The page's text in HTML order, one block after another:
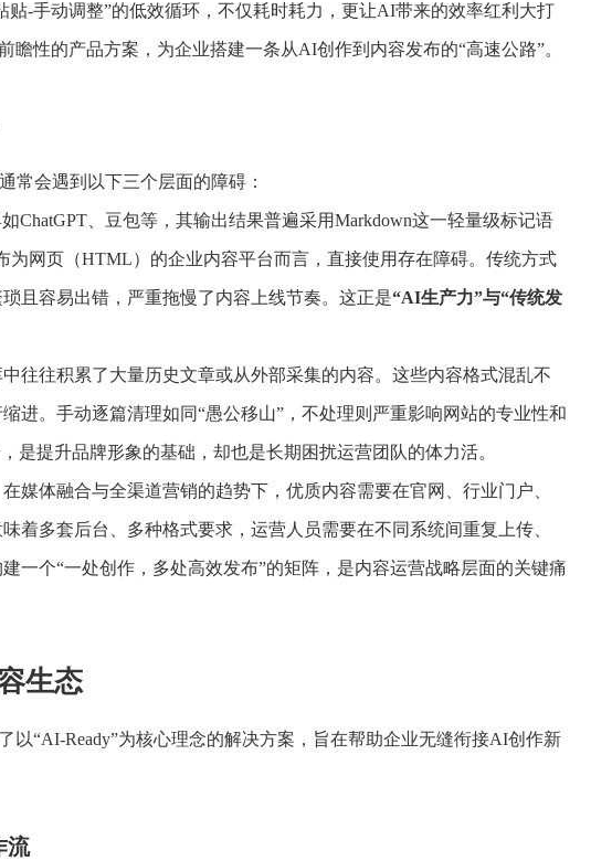
贴-手动调整”的低效循环，不仅耗时耗力，更让AI带来的效率红利大打
性的产品方案，为企业搭建一条从AI创作到内容发布的“高速公路”。
常会遇到以下三个层面的障碍：
ChatGPT、豆包等，其输出结果普遍采用Markdown这一轻量级标记语
网页（HTML）的企业内容平台而言，直接使用存在障碍。传统方式
且容易出错，严重拖慢了内容上线节奏。这正是“AI生产力”与“传统发
往往积累了大量历史文章或从外部采集的内容。这些内容格式混乱不
进。手动逐篇清理如同“愚公移山”，不处理则严重影响网站的专业性和
是提升品牌形象的基础，却也是长期困扰运营团队的体力活。
媒体融合与全渠道营销的趋势下，优质内容需要在官网、行业门户、
着多套后台、多种格式要求，运营人员需要在不同系统间重复上传、
一个“一处创作，多处高效发布”的矩阵，是内容运营战略层面的关键痛
生态
“AI-Ready”为核心理念的解决方案，旨在帮助企业无缝衔接AI创作新
流